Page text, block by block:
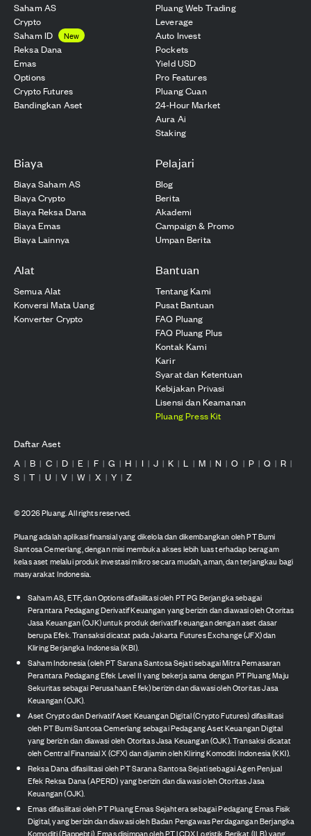
Saham AS
Crypto
Saham ID
New
Reksa Dana
Emas
Options
Crypto Futures
Bandingkan Aset
Pluang Web Trading
Leverage
Auto Invest
Pockets
Yield USD
Pro Features
Pluang Cuan
24-Hour Market
Aura Ai
Staking
Biaya
Biaya Saham AS
Biaya Crypto
Biaya Reksa Dana
Biaya Emas
Biaya Lainnya
Pelajari
Blog
Berita
Akademi
Campaign & Promo
Umpan Berita
Alat
Semua Alat
Konversi Mata Uang
Konverter Crypto
Bantuan
Tentang Kami
Pusat Bantuan
FAQ Pluang
FAQ Pluang Plus
Kontak Kami
Karir
Syarat dan Ketentuan
Kebijakan Privasi
Lisensi dan Keamanan
Pluang Press Kit
Daftar Aset
A | B | C | D | E | F | G | H | I | J | K | L | M | N | O | P | Q | R |
S | T | U | V | W | X | Y | Z
©2026Pluang. All rights reserved.
Pluang adalah aplikasi finansial yang dikelola dan dikembangkan oleh PT Bumi
Santosa Cemerlang, dengan misi membuka akses lebih luas terhadap beragam
kelas aset melalui produk investasi mikro secara mudah, aman, dan terjangkau bagi
masyarakat Indonesia.
Saham AS, ETF, dan Options difasilitasi oleh PT PG Berjangka sebagai
Perantara Pedagang Derivatif Keuangan yang berizin dan diawasi oleh Otoritas
Jasa Keuangan (OJK) untuk produk derivatif keuangan dengan aset dasar
berupa Efek. Transaksi dicatat pada Jakarta Futures Exchange (JFX) dan
Kliring Berjangka Indonesia (KBI).
Saham Indonesia (oleh PT Sarana Santosa Sejati sebagai Mitra Pemasaran
Perantara Pedagang Efek Level II yang bekerja sama dengan PT Pluang Maju
Sekuritas sebagai Perusahaan Efek) berizin dan diawasi oleh Otoritas Jasa
Keuangan (OJK).
Aset Crypto dan Derivatif Aset Keuangan Digital (Crypto Futures) difasilitasi
oleh PT Bumi Santosa Cemerlang sebagai Pedagang Aset Keuangan Digital
yang berizin dan diawasi oleh Otoritas Jasa Keuangan (OJK). Transaksi dicatat
oleh Central Finansial X (CFX) dan dijamin oleh Kliring Komoditi Indonesia (KKI).
Reksa Dana difasilitasi oleh PT Sarana Santosa Sejati sebagai Agen Penjual
Efek Reksa Dana (APERD) yang berizin dan diawasi oleh Otoritas Jasa
Keuangan (OJK).
Emas difasilitasi oleh PT Pluang Emas Sejahtera sebagai Pedagang Emas Fisik
Digital, yang berizin dan diawasi oleh Badan Pengawas Perdagangan Berjangka